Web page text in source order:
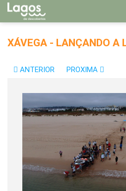
XÁVEGA - LANÇANDO A
ANTERIOR PROXIMA